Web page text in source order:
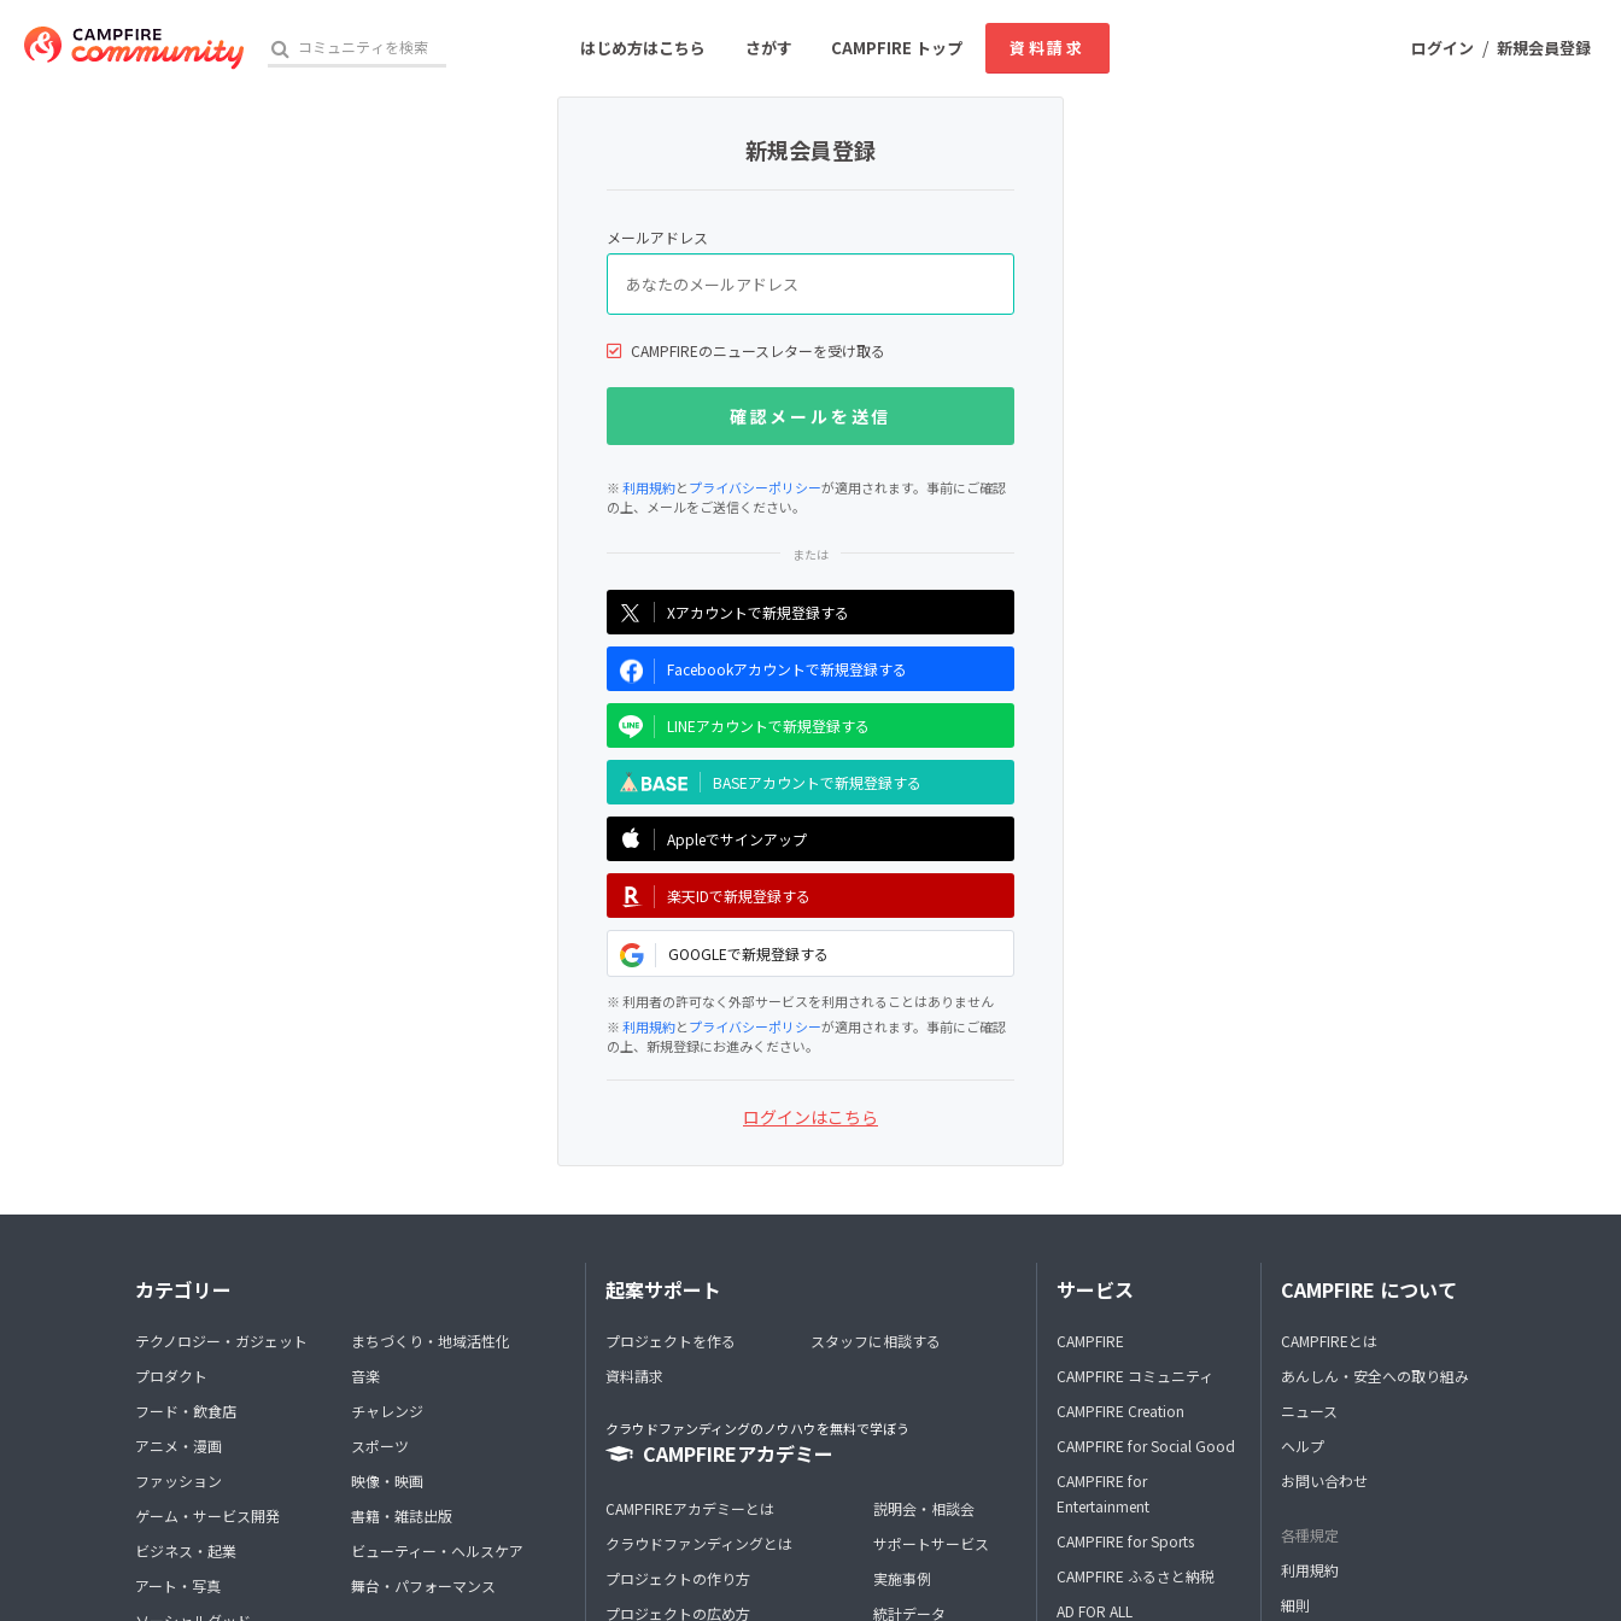
ログイン / 新規会員登録
はじめ方はこちら さがす CAMPFIRE トップ 資料請求
ゲーム・サービス開発
書籍・雑誌出版 アニメ・漫画
ソーシャルグッド ビューティー・ヘルスケア
新規会員登録
メールアドレス
CAMPFIREのニュースレターを受け取る
※利用規約とプライバシーポリシーが適用されます。事前にご確認
の上、メールをご送信ください。
Xアカウントで新規登録する
Facebookアカウントで新規登録する
LINEアカウントで新規登録する
BASEアカウントで新規登録する
Appleでサインアップ
楽天IDで新規登録する
GOOGLEで新規登録する
※ 利用者の許可なく外部サービスを利用されることはありません
※利用規約とプライバシーポリシーが適用されます。事前にご確認
の上、新規登録にお進みください。
ログインはこちら
カテゴリー
テクノロジー・ガジェット
プロダクト
フード・飲食店
アニメ・漫画
ファッション
ゲーム・サービス開発
ビジネス・起業
アート・写真
まちづくり・地域活性化
音楽
チャレンジ
スポーツ
映像・映画
書籍・雑誌出版
ビューティー・ヘルスケア
舞台・パフォーマンス
起案サポート
プロジェクトを作る
資料請求
スタッフに相談する
クラウドファンディングのノウハウを無料で学ぼう
CAMPFIREアカデミー
CAMPFIREアカデミーとは
クラウドファンディングとは
プロジェクトの作り方
プロジェクトの広め方
説明会・相談会
サポートサービス
実施事例
統計データ
サービス
CAMPFIRE
CAMPFIRE コミュニティ
CAMPFIRE Creation
CAMPFIRE for Social Good
CAMPFIRE for
Entertainment
CAMPFIRE for Sports
CAMPFIRE ふるさと納税
AD FOR ALL
CAMPFIRE について
CAMPFIREとは
あんしん・安全への取り組み
ニュース
ヘルプ
お問い合わせ
各種規定
利用規約
細則